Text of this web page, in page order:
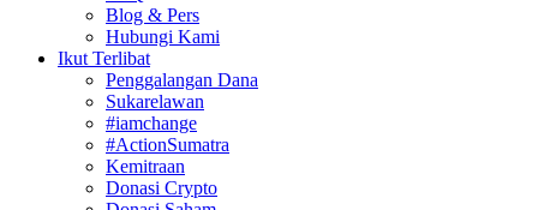
Blog & Pers
Hubungi Kami
Ikut Terlibat
Penggalangan Dana
Sukarelawan
#iamchange
#ActionSumatra
Kemitraan
Donasi Crypto